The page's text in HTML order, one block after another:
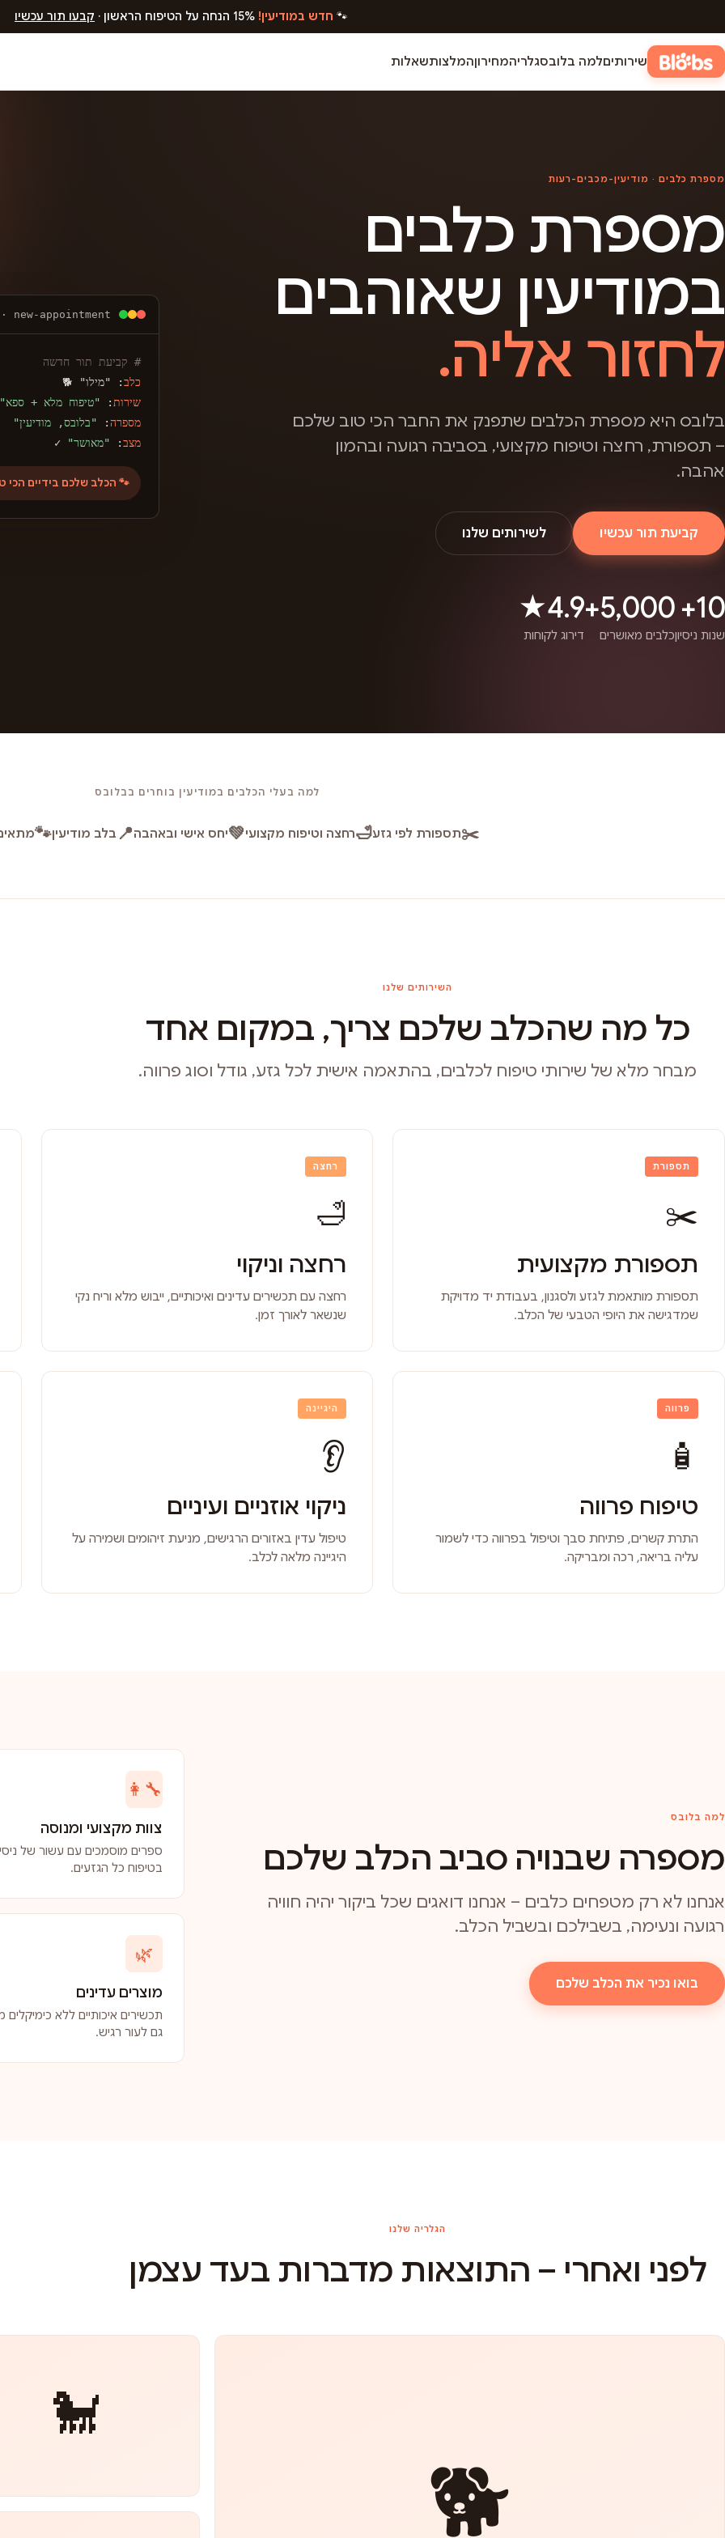
🐾 חדש במודיעין! קבעו תור עכשיו
שירותיםלמה בלובסגלריהמחירוןהמלצותשאלות
מספרת כלבים · מודיעין-מכבים-רעות
מספרת כלבים
במודיעין שאוהבים
לחזור אליה.
בלובס היא מספרת הכלבים שתפנק את החבר הכי טוב שלכם
– תספורת, רחצה וטיפוח מקצועי, בסביבה רגועה ובהמון
אהבה.
קביעת תור עכשיו לשירותים שלנו
10+
שנות ניסיון
5,000+
כלבים מאושרים
4.9★
דירוג לקוחות
new-appointment
# קביעת תור חדשה
כלב: "מילו" 🐕
שירות : "טיפוח מלא + ספא"
מספרה: "בלובס, מודיעין"
מצב: "מאושר" ✓
🐾 הכלב שלכם בידיים הכי
למה בעלי הכלבים במודיעין בוחרים בבלובס
✂️תספורת לפי גזע🛁רחצה וטיפוח מקצועי💚יחס אישי ובאהבה📍 בלב מודיעין🐾
השירותים שלנו
כל מה שהכלב שלכם צריך, במקום אחד
מבחר מלא של שירותי טיפוח לכלבים, בהתאמה אישית לכל גזע, גודל וסוג פרווה.
תספורת
✂️
תספורת מקצועית
תספורת מותאמת לגזע ולסגנון, בעבודת יד מדויקת
שמדגישה את היופי הטבעי של הכלב.
רחצה
🛁
רחצה וניקוי
רחצה עם תכשירים עדינים ואיכותיים, ייבוש מלא וריח נקי
שנשאר לאורך זמן.
פרווה
🧴
טיפוח פרווה
התרת קשרים, פתיחת סבך וטיפול בפרווה כדי לשמור
עליה בריאה, רכה ומבריקה.
היגיינה
👂
ניקוי אוזניים ועיניים
טיפול עדין באזורים הרגישים, מניעת זיהומים ושמירה על
היגיינה מלאה לכלב.
למה בלובס
מספרה שבנויה סביב הכלב שלכם
אנחנו לא רק מטפחים כלבים – אנחנו דואגים שכל ביקור יהיה חוויה
רגועה ונעימה, בשבילכם ובשביל הכלב.
בואו נכיר את הכלב שלכם
👩‍🔧
צוות מקצועי ומנוסה
ספרים מוסמכים עם עשור של
בטיפוח כל הגזעים.
🌿
מוצרים עדינים
תכשירים איכותיים ללא כימיקלים
גם לעור רגיש.
הגלריה שלנו
לפני ואחרי – התוצאות מדברות בעד עצמן
🐕
🐩